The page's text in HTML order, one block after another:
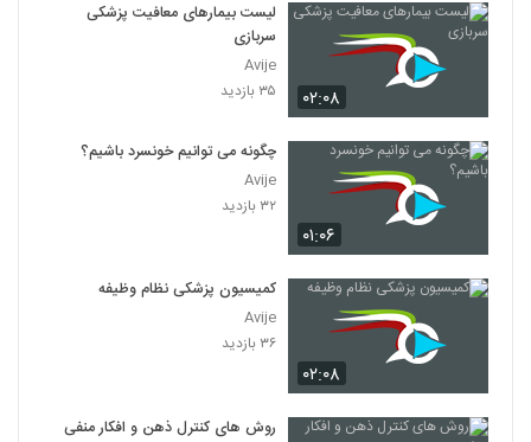
۰۲:۰۸
لیست بیمارهای معافیت پزشکی
سربازی
Avije
۳۵ بازدید
۰۱:۰۶
چگونه می توانیم خونسرد باشیم؟
Avije
۳۲ بازدید
۰۲:۰۸
کمیسیون پزشکی نظام وظیفه
Avije
۳۶ بازدید
روش های کنترل ذهن و افکار منفی